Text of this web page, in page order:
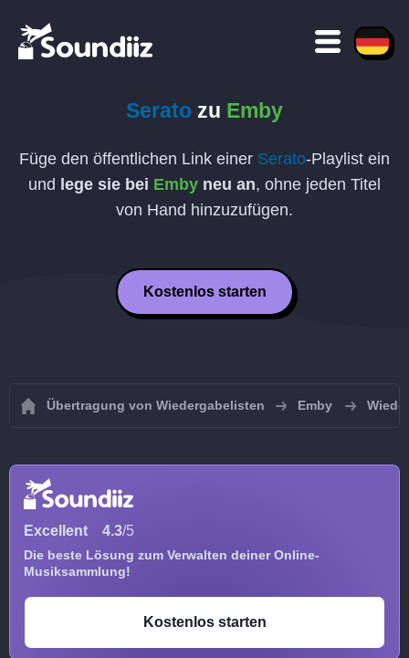
Serato zu Emby
Füge den öffentlichen Link einer Serato-Playlist ein
und lege sie bei Emby neu an, ohne jeden Titel
von Hand hinzuzufügen.
Kostenlos starten
Übertragung von Wiedergabelisten Emby
Excellent 4.3/5
Die beste Lösung zum Verwalten deiner Online-
Musiksammlung!
Kostenlos starten